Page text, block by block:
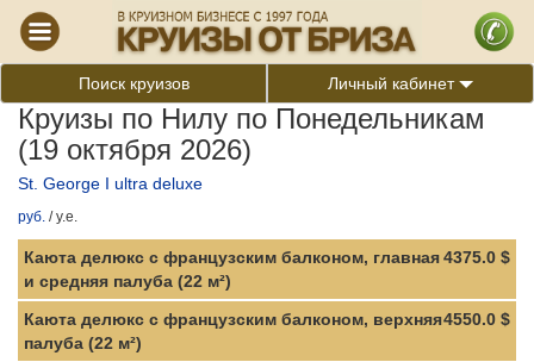
Поиск круизов Личный кабинет
Круизы по Нилу по Понедельникам
(19 октября 2026)
St. George I ultra deluxe
руб. /у.е.
4375.0 $
Каюта делюкс с французским балконом, главная
и средняя палуба (22 м²)
4550.0 $
Каюта делюкс с французским балконом, верхняя
палуба (22 м²)